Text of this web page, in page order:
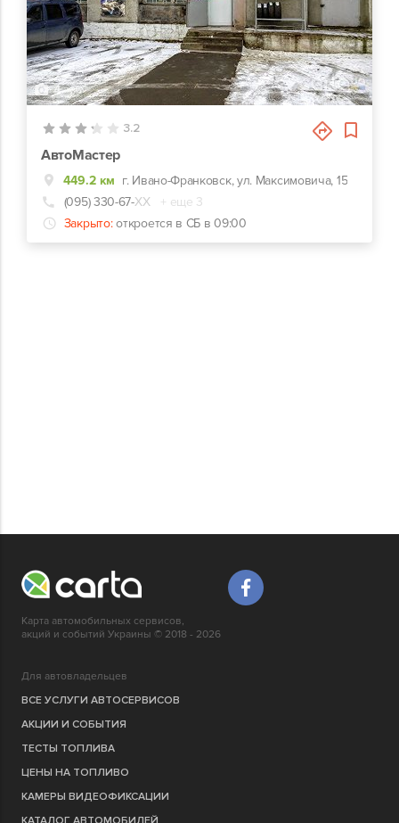
4
3.2
АвтоМастер
449.2 км г. Ивано-Франковск, ул. Максимовича, 15
(095) 330-67-ХХ
+ еще 3
Закрыто: откроется в СБ в 09:00
Карта автомобильных сервисов,
акций и событий Украины © 2018 - 2026
Для автовладельцев
ВСЕ УСЛУГИ АВТОСЕРВИСОВ
АКЦИИ И СОБЫТИЯ
ТЕСТЫ ТОПЛИВА
ЦЕНЫ НА ТОПЛИВО
КАМЕРЫ ВИДЕОФИКСАЦИИ